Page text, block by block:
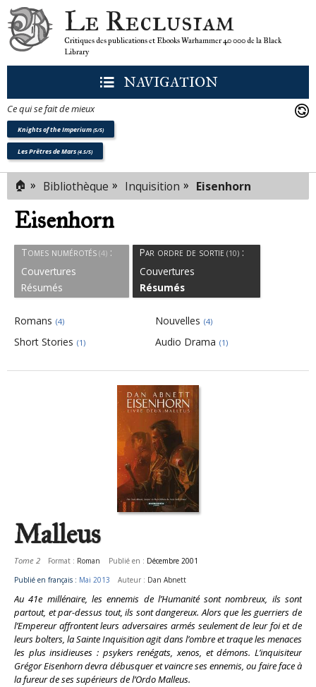
Le Reclusiam
Critiques des publications et Ebooks Warhammer 40 000 de la Black
Library
NAVIGATION
Ce qui se fait de mieux
Knights of the Imperium (5/5)
Les Prêtres de Mars (4.5/5)
🏠 » Bibliothèque » Inquisition » Eisenhorn
Eisenhorn
Tomes numérotés (4) :
Couvertures
Résumés
Par ordre de sortie (10):
Couvertures
Résumés
Romans (4) Nouvelles (4)
Short Stories (1) Audio Drama (1)
Malleus
Tome 2 Format : Roman Publié en : Décembre 2001
Publié en français : Mai 2013 Auteur : Dan Abnett
Au 41e millénaire, les ennemis de l’Humanité sont nombreux, ils sont
partout, et par-dessus tout, ils sont dangereux. Alors que les guerriers de
l’Empereur affrontent leurs adversaires armés seulement de leur foi et de
leurs bolters, la Sainte Inquisition agit dans l’ombre et traque les menaces
les plus insidieuses : psykers renégats, xenos, et démons. L’inquisiteur
Grégor Eisenhorn devra débusquer et vaincre ses ennemis, ou faire face à
la fureur de ses supérieurs de l’Ordo Malleus.